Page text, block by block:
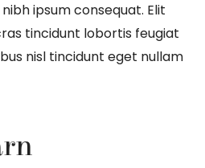
ipsum consequat. Elit
tincidunt lobortis feugiat
nisl tincidunt eget nullam